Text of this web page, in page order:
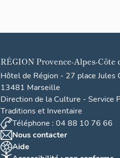
RÉGION Provence-Alpes-Côte
Hôtel de Région - 27 place Jules
13481 Marseille
Direction de la Culture - Service
Traditions et Inventaire
Téléphone : 04 88 10 76 66
Nous contacter
Aide